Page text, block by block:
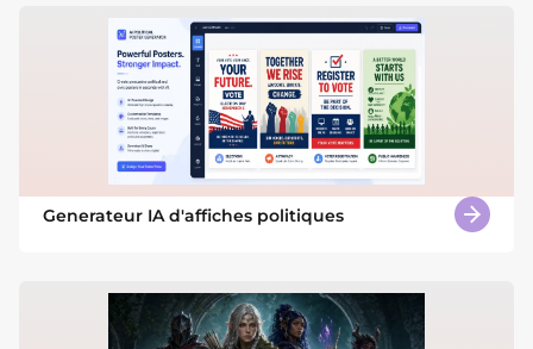
Generateur IA d'affiches politiques